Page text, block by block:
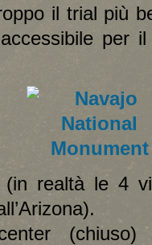
il trial più
per
(in realtà le 4
(chiuso)